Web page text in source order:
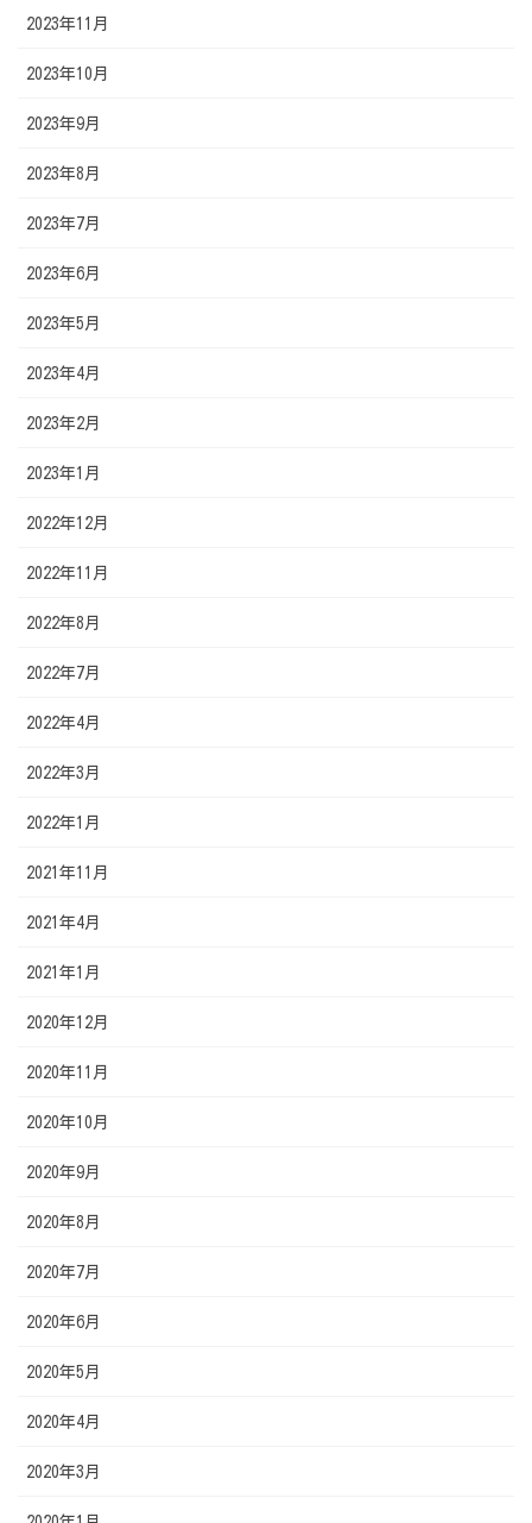
2023年11月
2023年10月
2023年9月
2023年8月
2023年7月
2023年6月
2023年5月
2023年4月
2023年2月
2023年1月
2022年12月
2022年11月
2022年8月
2022年7月
2022年4月
2022年3月
2022年1月
2021年11月
2021年4月
2021年1月
2020年12月
2020年11月
2020年10月
2020年9月
2020年8月
2020年7月
2020年6月
2020年5月
2020年4月
2020年3月